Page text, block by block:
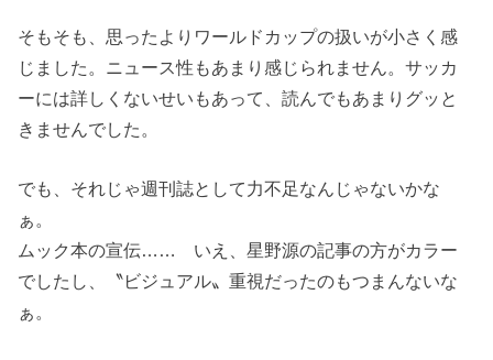
そもそも、思ったよりワールドカップの扱いが小さく感
じました。ニュース性もあまり感じられません。サッカ
ーには詳しくないせいもあって、読んでもあまりグッと
きませんでした。
でも、それじゃ週刊誌として力不足なんじゃないかな
ぁ。
ムック本の宣伝…… いえ、星野源の記事の方がカラー
でしたし、〝ビジュアル〟重視だったのもつまんないな
ぁ。